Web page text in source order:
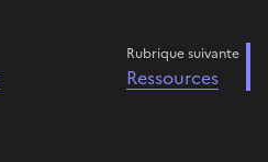
Rubrique suivante
Ressources